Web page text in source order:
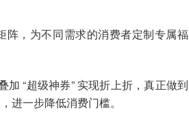
阵，为不同需求的消费者定制专属福
“超级神券” 实现折上折，真正做到
进一步降低消费门槛。